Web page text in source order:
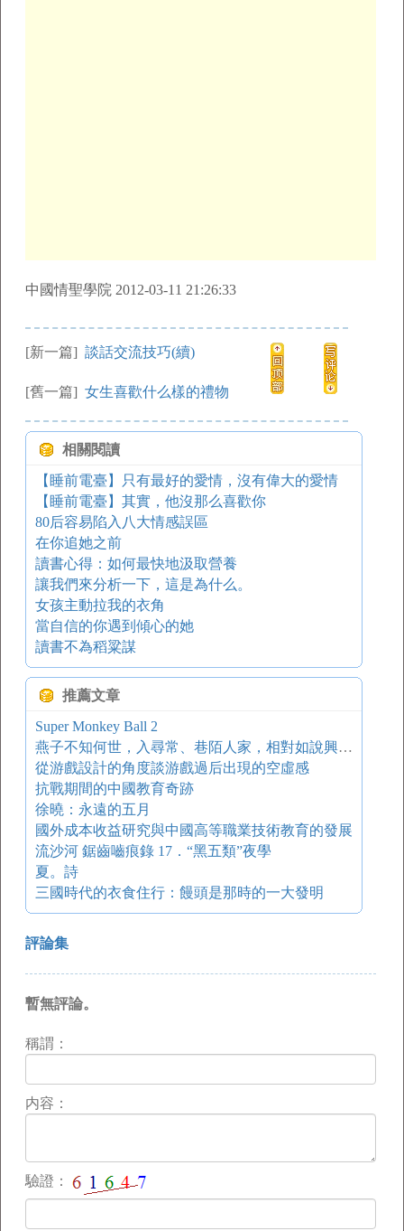
中國情聖學院 2012-03-11 21:26:33
[新一篇] 談話交流技巧(續)
[舊一篇] 女生喜歡什么樣的禮物
相關閱讀
【睡前電臺】只有最好的愛情，沒有偉大的愛情
【睡前電臺】其實，他沒那么喜歡你
80后容易陷入八大情感誤區
在你追她之前
讀書心得：如何最快地汲取營養
讓我們來分析一下，這是為什么。
女孩主動拉我的衣角
當自信的你遇到傾心的她
讀書不為稻粱謀
推薦文章
Super Monkey Ball 2
燕子不知何世，入尋常、巷陌人家，相對如說興亡，斜陽里。
從游戲設計的角度談游戲過后出現的空虛感
抗戰期間的中國教育奇跡
徐曉：永遠的五月
國外成本收益研究與中國高等職業技術教育的發展
流沙河 鋸齒嚙痕錄 17．“黑五類”夜學
夏。詩
三國時代的衣食住行：饅頭是那時的一大發明
評論集
暫無評論。
稱謂：
内容：
驗證：